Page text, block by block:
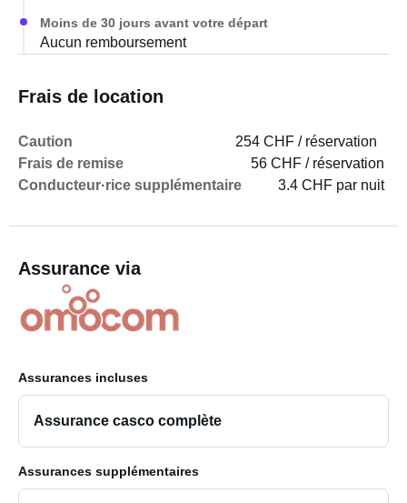
Moins de 30 jours avant votre départ
Aucun remboursement
Frais de location
Caution
254 CHF / réservation
Frais de remise
56 CHF / réservation
Conducteur·rice supplémentaire
3.4 CHF par nuit
Assurance via
Assurances incluses
Assurance casco complète
Assurances supplémentaires